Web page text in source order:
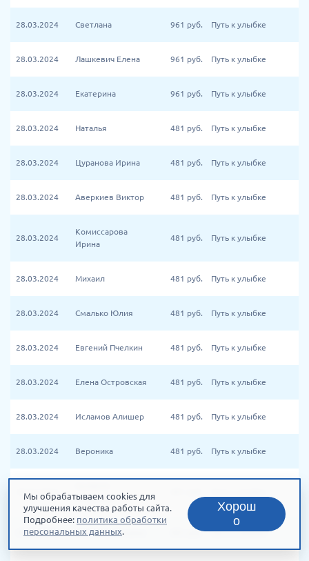
28.03.2024 Светлана 961 руб. Путь к улыбке
28.03.2024 Лашкевич Елена 961 руб. Путь к улыбке
28.03.2024 Екатерина 961 руб. Путь к улыбке
28.03.2024 Наталья 481 руб. Путь к улыбке
28.03.2024 Цуранова Ирина 481 руб. Путь к улыбке
28.03.2024 Аверкиев Виктор 481 руб. Путь к улыбке
28.03.2024
Комиссарова
Ирина
481 руб. Путь к улыбке
28.03.2024 Михаил 481 руб. Путь к улыбке
28.03.2024 Смалько Юлия 481 руб. Путь к улыбке
28.03.2024 Евгений Пчелкин 481 руб. Путь к улыбке
28.03.2024 Елена Островская 481 руб. Путь к улыбке
28.03.2024 Исламов Алишер 481 руб. Путь к улыбке
28.03.2024 Вероника 481 руб. Путь к улыбке
28.03.2024
Владимир
28.03.2024 Никитина Татьяна руб. Путь к улыбке
Мы обрабатываем cookies для
улучшения качества работы сайта.
Подробнее: политика обработки
персональных данных.
Хорош
о